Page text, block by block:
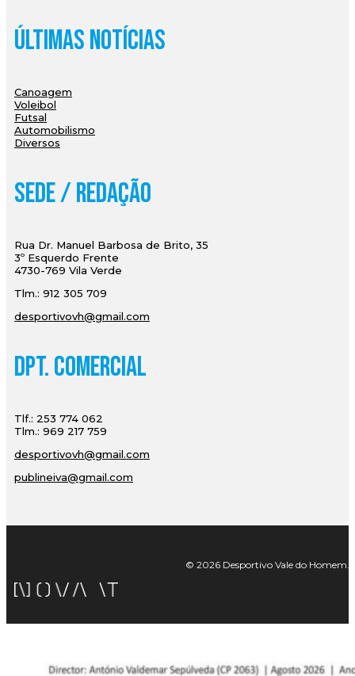
Últimas Notícias
Canoagem
Voleibol
Futsal
Automobilismo
Diversos
Sede / Redação
Rua Dr. Manuel Barbosa de Brito, 35
3º Esquerdo Frente
4730-769 Vila Verde
Tlm.: 912 305 709
desportivovh@gmail.com
Dpt. Comercial
Tlf.: 253 774 062
Tlm.: 969 217 759
desportivovh@gmail.com
publineiva@gmail.com
© 2026 Desportivo Vale do Homem.